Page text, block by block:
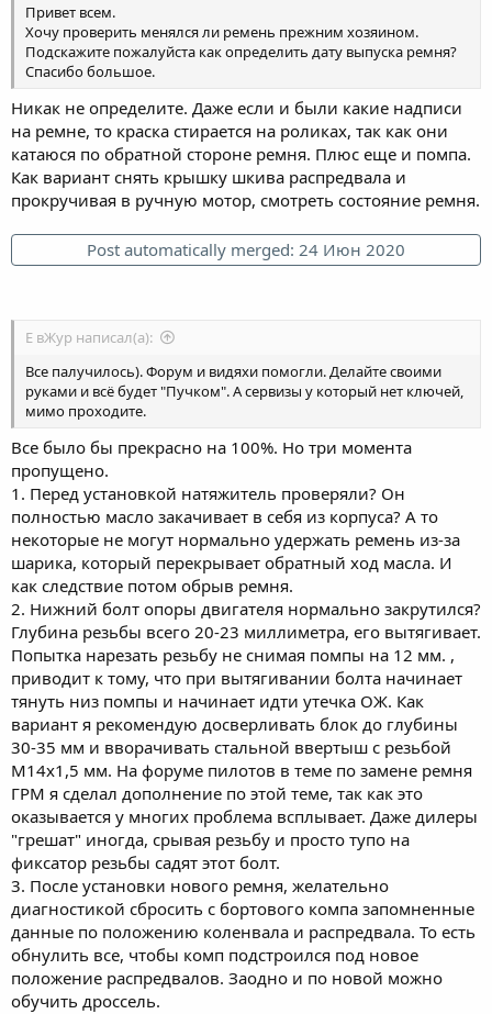
Привет всем.
Хочу проверить менялся ли ремень прежним хозяином.
Подскажите пожалуйста как определить дату выпуска ремня?
Спасибо большое.
Никак не определите. Даже если и были какие надписи
на ремне, то краска стирается на роликах, так как они
катаюся по обратной стороне ремня. Плюс еще и помпа.
Как вариант снять крышку шкива распредвала и
прокручивая в ручную мотор, смотреть состояние ремня.
Post automatically merged: 24 Июн 2020
Е вЖур написал(а):
Все палучилось). Форум и видяхи помогли. Делайте своими
руками и всё будет "Пучком". А сервизы у который нет ключей,
мимо проходите.
Все было бы прекрасно на 100%. Но три момента
пропущено.
1. Перед установкой натяжитель проверяли? Он
полностью масло закачивает в себя из корпуса? А то
некоторые не могут нормально удержать ремень из-за
шарика, который перекрывает обратный ход масла. И
как следствие потом обрыв ремня.
2. Нижний болт опоры двигателя нормально закрутился?
Глубина резьбы всего 20-23 миллиметра, его вытягивает.
Попытка нарезать резьбу не снимая помпы на 12 мм. ,
приводит к тому, что при вытягивании болта начинает
тянуть низ помпы и начинает идти утечка ОЖ. Как
вариант я рекомендую досверливать блок до глубины
30-35 мм и вворачивать стальной ввертыш с резьбой
М14х1,5 мм. На форуме пилотов в теме по замене ремня
ГРМ я сделал дополнение по этой теме, так как это
оказывается у многих проблема всплывает. Даже дилеры
"грешат" иногда, срывая резьбу и просто тупо на
фиксатор резьбы садят этот болт.
3. После установки нового ремня, желательно
диагностикой сбросить с бортового компа запомненные
данные по положению коленвала и распредвала. То есть
обнулить все, чтобы комп подстроился под новое
положение распредвалов. Заодно и по новой можно
обучить дроссель.